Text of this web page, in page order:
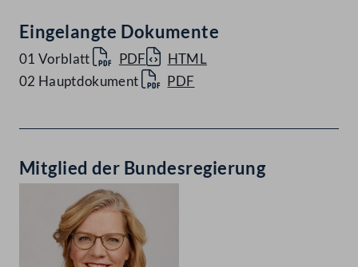
Eingelangte Dokumente
01 Vorblatt PDF
HTML
02 Hauptdokument
PDF
Mitglied der Bundesregierung